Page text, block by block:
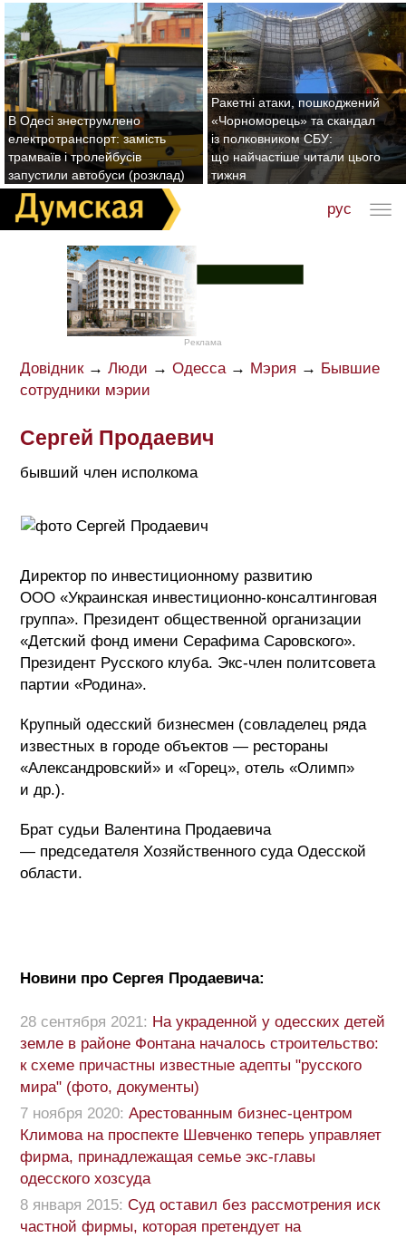
В Одесі знеструмлено
електротранспорт: замість
трамваїв і тролейбусів
запустили автобуси (розклад)
Ракетні атаки, пошкоджений
«Чорноморець» та скандал
із полковником СБУ:
що найчастіше читали цього
тижня
рус
Реклама
Довідник→ Люди → Одесса → Мэрия → Бывшие
сотрудники мэрии
Сергей Продаевич
бывший член исполкома
Директор по инвестиционному развитию
ООО «Украинская инвестиционно-консалтинговая
группа». Президент общественной организации
«Детский фонд имени Серафима Саровского».
Президент Русского клуба. Экс-член политсовета
партии «Родина».
Крупный одесский бизнесмен (совладелец ряда
известных в городе объектов — рестораны
«Александровский» и «Горец», отель «Олимп»
и др.).
Брат судьи Валентина Продаевича
— председателя Хозяйственного суда Одесской
области.
Новини про Сергея Продаевича:
28 сентября 2021: На украденной у одесских детей
земле в районе Фонтана началось строительство:
к схеме причастны известные адепты "русского
мира" (фото, документы)
7 ноября 2020: Арестованным бизнес-центром
Климова на проспекте Шевченко теперь управляет
фирма, принадлежащая семье экс-главы
одесского хозсуда
8 января 2015: Суд оставил без рассмотрения иск
частной фирмы, которая претендует на